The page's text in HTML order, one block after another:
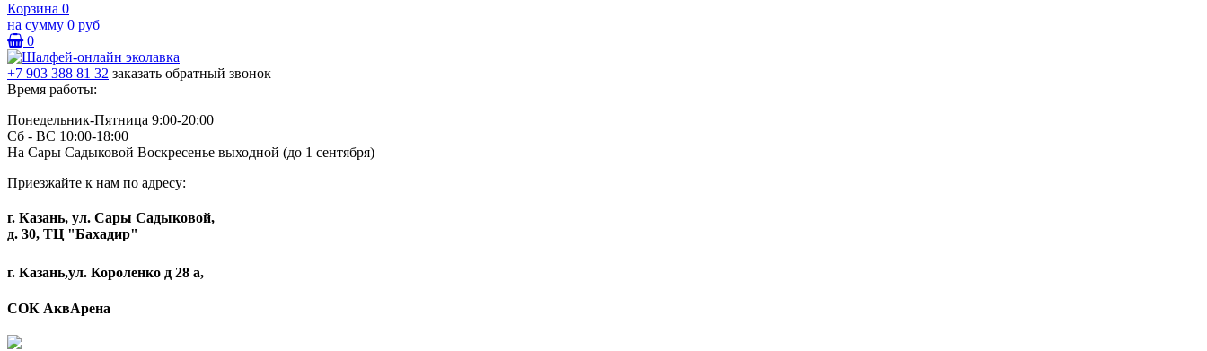
Корзина 0
на сумму 0 руб
0
+7 903 388 81 32 заказать обратный звонок
Время работы:
Понедельник-Пятница 9:00-20:00
Сб - ВС 10:00-18:00
На Сары Садыковой Воскресенье выходной (до 1 сентября)
Приезжайте к нам по адресу:
г. Казань, ул. Сары Садыковой,
д. 30, ТЦ "Бахадир"
г. Казань,ул. Короленко д 28 а,
СОК АквАрена